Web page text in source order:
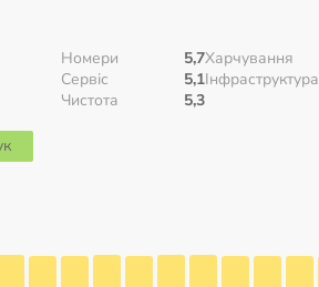
Номери
5,7
Сервіс
5,1
Чистота
5,3
Харчування
Інфраструктура